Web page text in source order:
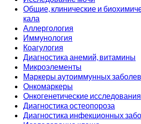
Общие, клинические и
кала
Аллергология
Иммунология
Коагулогия
Диагностика анемий, витамины
Микроэлементы
Маркеры аутоиммунных
Онкомаркеры
Онкогенетические исследования
Диагностика остеопороза
Диагностика инфекционных